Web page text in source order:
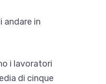
andare in
i lavoratori
di cinque